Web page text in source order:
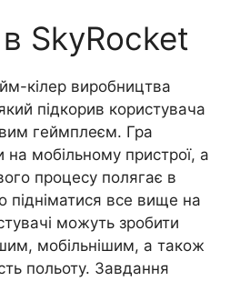
SkyRocket
кілер виробництва
підкорив користувача
геймплеєм. Гра
на мобільному пристрої, а
процесу полягає в
підніматися все вище на
можуть зробити
мобільнішим, а також
польоту. Завдання